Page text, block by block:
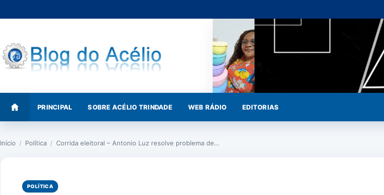
para
conteúdo
PRINCIPAL SOBRE ACÉLIO TRINDADE WEB RÁDIO EDITORIAS
Início / Política / Corrida eleitoral – Antonio Luz resolve problema de…
POLÍTICA